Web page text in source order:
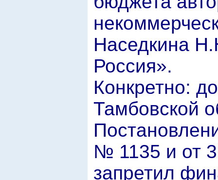
Наседкина
Россия».
Конкретно:
Тамбовской
№ 1135 и от
запретил